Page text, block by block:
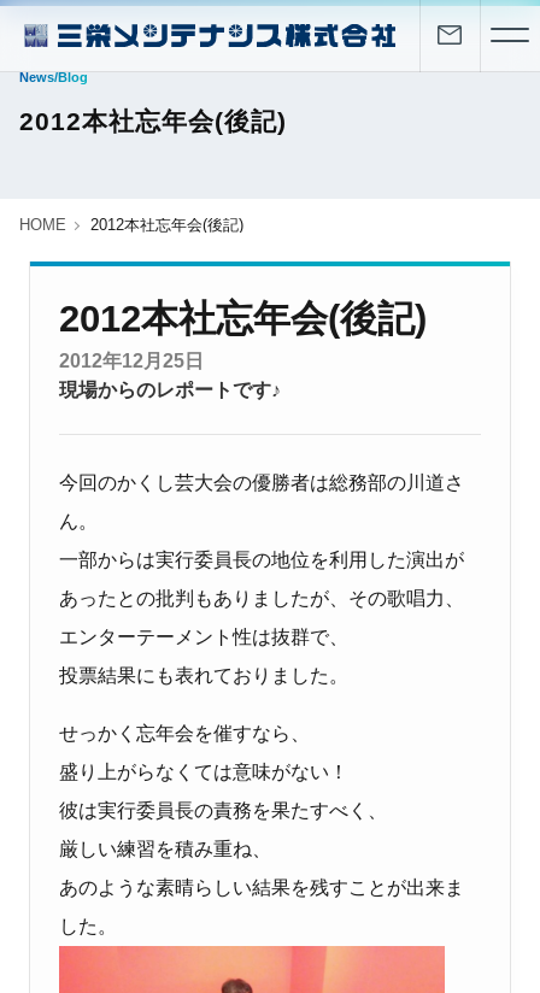
News/Blog
2012本社忘年会(後記)
HOME 2012本社忘年会(後記)
2012本社忘年会(後記)
2012年12月25日
現場からのレポートです♪
今回のかくし芸大会の優勝者は総務部の川道さ
ん。
一部からは実行委員長の地位を利用した演出が
あったとの批判もありましたが、その歌唱力、
エンターテーメント性は抜群で、
投票結果にも表れておりました。
せっかく忘年会を催すなら、
盛り上がらなくては意味がない！
彼は実行委員長の責務を果たすべく、
厳しい練習を積み重ね、
あのような素晴らしい結果を残すことが出来ま
した。